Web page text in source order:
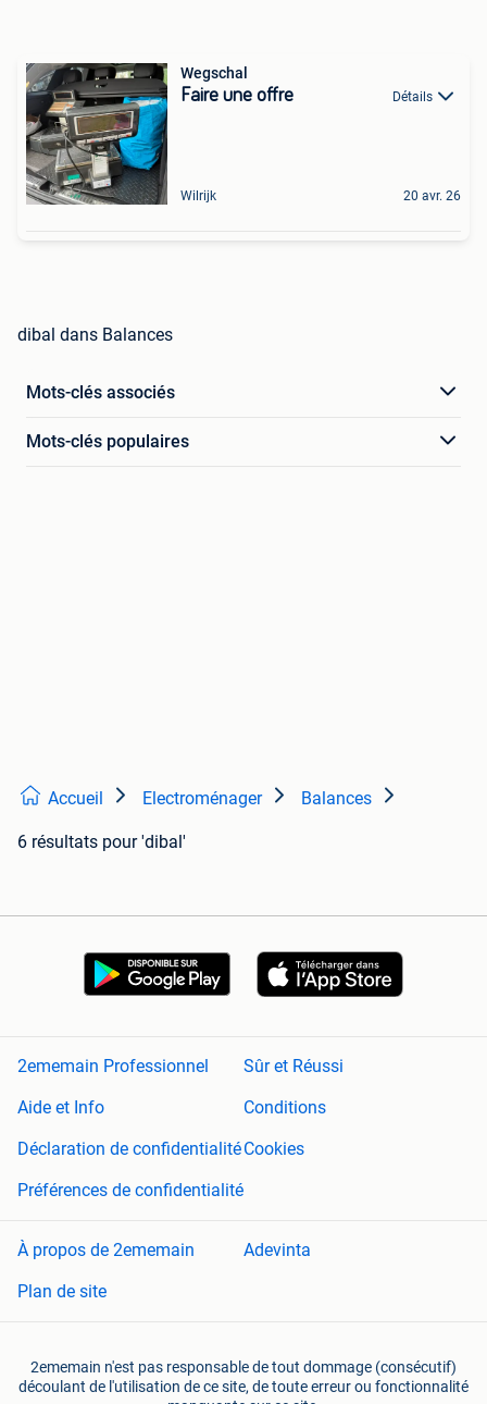
Wegschal
Faire une offre Détails
Wilrijk 20 avr. 26
dibal dans Balances
Mots-clés associés
Mots-clés populaires
Accueil Electroménager Balances
6 résultats pour 'dibal'
2ememain Professionnel
Sûr et Réussi
Aide et Info
Conditions
Déclaration de confidentialitéCookies
Préférences de confidentialité
À propos de 2ememain
Adevinta
Plan de site
2ememain n'est pas responsable de tout dommage (consécutif)
découlant de l'utilisation de ce site, de toute erreur ou fonctionnalité